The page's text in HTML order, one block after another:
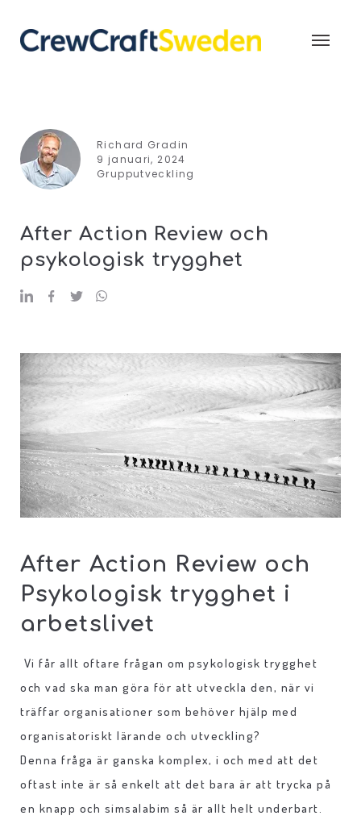
Richard Gradin
9 januari, 2024
Grupputveckling
After Action Review och
psykologisk trygghet
After Action Review och
Psykologisk trygghet i
arbetslivet
Vi får allt oftare frågan om psykologisk trygghet
och vad ska man göra för att utveckla den, när vi
träffar organisationer som behöver hjälp med
organisatoriskt lärande och utveckling?
Denna fråga är ganska komplex, i och med att det
oftast inte är så enkelt att det bara är att trycka på
en knapp och simsalabim så är allt helt underbart.